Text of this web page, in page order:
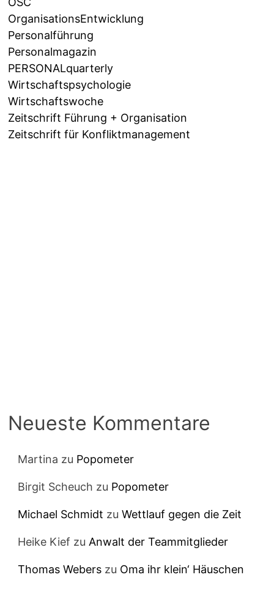
OrganisationsEntwicklung
Personalführung
Personalmagazin
PERSONALquarterly
Wirtschaftspsychologie
Wirtschaftswoche
Zeitschrift Führung + Organisation
Zeitschrift für Konfliktmanagement
Neueste Kommentare
Martina zu Popometer
Birgit Scheuch zu Popometer
Michael Schmidt zuWettlauf gegen die Zeit
Heike Kief zuAnwalt der Teammitglieder
Thomas Webers zu Oma ihr klein‘ Häuschen